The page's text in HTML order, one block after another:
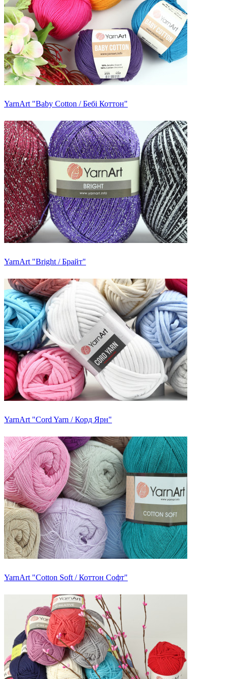
YarnArt "Baby Cotton / Бебі Коттон"
YarnArt "Bright / Брайт"
YarnArt "Cord Yarn / Корд Ярн"
YarnArt "Cotton Soft / Коттон Софт"